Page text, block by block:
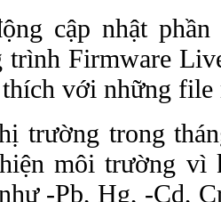
cập nhật
trình Firmware
với những file
trường trong
môi trường vì
-Pb, Hg, -Cd,